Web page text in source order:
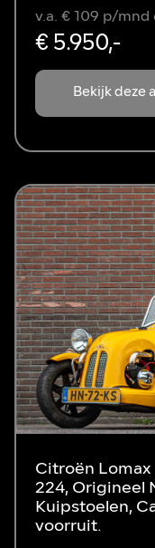
Bekijk deze
v.a. € 109 p/mnd
€ 5.950,-
Citroën Lomax
224, Origineel
Kuipstoelen,
voorruit.